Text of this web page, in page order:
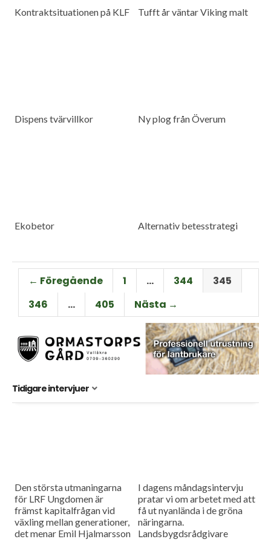
Kontraktsituationen på KLF Tufft år väntar Viking malt
Dispens tvärvillkor Ny plog från Överum
Ekobetor Alternativ betesstrategi
← Föregående 1 … 344
345
346
… 405 Nästa →
Tidigare intervjuer
Den största utmaningarna
för LRF Ungdomen är
främst kapitalfrågan vid
växling mellan generationer,
det menar Emil Hjalmarsson
I dagens måndagsintervju
pratar vi om arbetet med att
få ut nyanlända i de gröna
näringarna.
Landsbygdsrådgivare